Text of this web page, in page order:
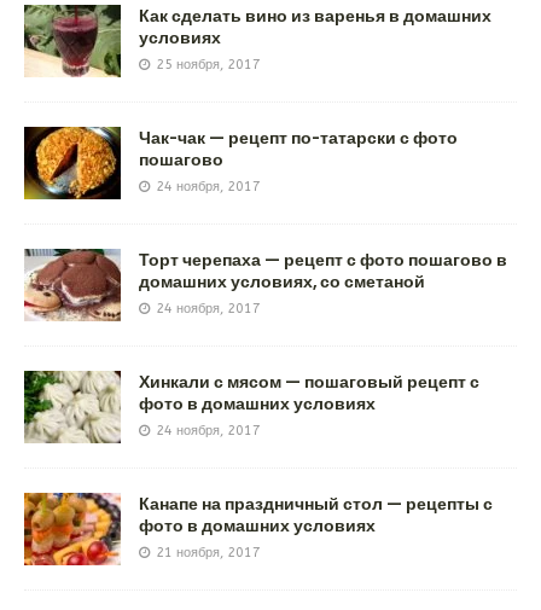
Как сделать вино из варенья в домашних
условиях
25 ноября, 2017
Чак-чак — рецепт по-татарски с фото
пошагово
24 ноября, 2017
Торт черепаха — рецепт с фото пошагово в
домашних условиях, со сметаной
24 ноября, 2017
Хинкали с мясом — пошаговый рецепт с
фото в домашних условиях
24 ноября, 2017
Канапе на праздничный стол — рецепты с
фото в домашних условиях
21 ноября, 2017